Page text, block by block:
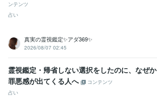
ンテンツ
占い
真実の霊視鑑定✨アダ369✨
2026/08/07 02:45
霊視鑑定・帰省しない選択をしたのに、なぜか
罪悪感が出てくる人へ
コンテンツ
占い